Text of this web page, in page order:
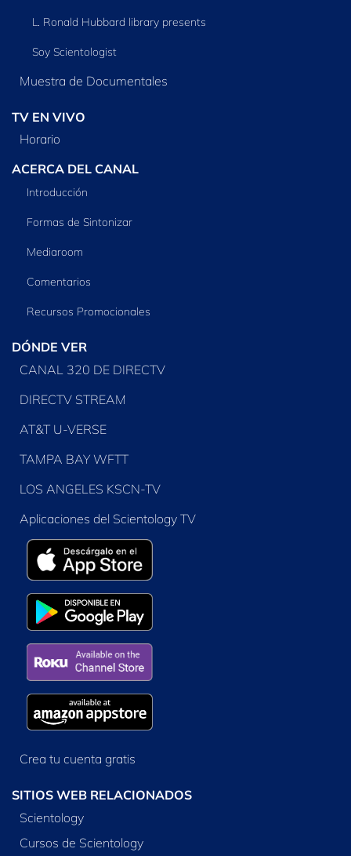
L. Ronald Hubbard library presents
Soy Scientologist
Muestra de Documentales
TV EN VIVO
Horario
ACERCA DEL CANAL
Introducción
Formas de Sintonizar
Mediaroom
Comentarios
Recursos Promocionales
DÓNDE VER
CANAL 320 DE DIRECTV
DIRECTV STREAM
AT&T U-VERSE
TAMPA BAY WFTT
LOS ANGELES KSCN-TV
Aplicaciones del Scientology TV
Crea tu cuenta gratis
SITIOS WEB RELACIONADOS
Scientology
Cursos de Scientology